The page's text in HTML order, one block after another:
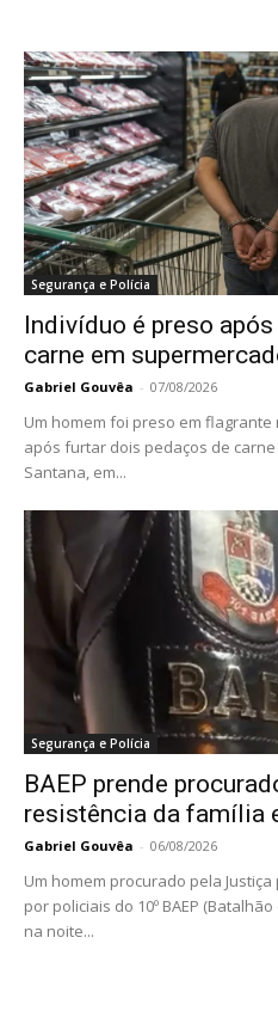
Segurança e Polícia
Indivíduo é preso
carne em
Gabriel Gouvêa - 07/08/2026
Um homem foi preso em
após furtar dois pedaços de
Santana, em...
Segurança e Polícia
BAEP prende
resistência da família
Gabriel Gouvêa - 06/08/2026
Um homem procurado pela
por policiais do 10º BAEP
na noite...